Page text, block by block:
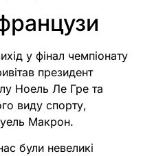
у фінал чемпіонату
президент
Ноель Ле Гре та
виду спорту,
Макрон.
були невеликі